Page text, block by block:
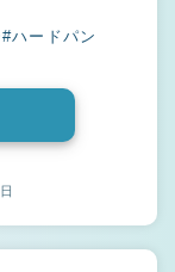
#ハードパン